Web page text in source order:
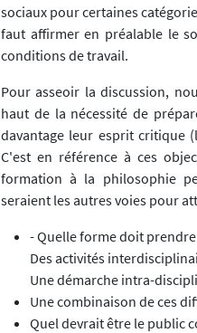
sociaux pour certaines
faut affirmer en préalable le
conditions de travail.
Pour asseoir la discussion,
haut de la nécessité de
davantage leur esprit critique
C'est en référence à ces
formation à la philosophie
seraient les autres voies pour
- Quelle forme doit
Des activités
Une démarche intra-
Une combinaison de ces
Quel devrait être le public